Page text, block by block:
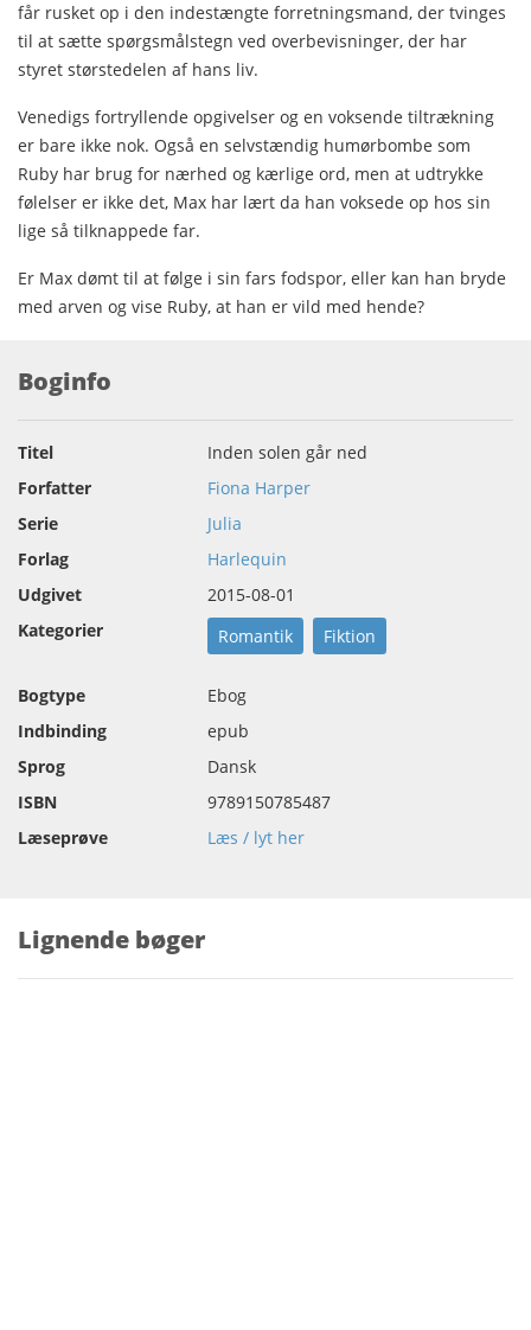
får rusket op i den indestængte forretningsmand, der tvinges
til at sætte spørgsmålstegn ved overbevisninger, der har
styret størstedelen af hans liv.
Venedigs fortryllende opgivelser og en voksende tiltrækning
er bare ikke nok. Også en selvstændig humørbombe som
Ruby har brug for nærhed og kærlige ord, men at udtrykke
følelser er ikke det, Max har lært da han voksede op hos sin
lige så tilknappede far.
Er Max dømt til at følge i sin fars fodspor, eller kan han bryde
med arven og vise Ruby, at han er vild med hende?
Boginfo
Titel
Inden solen går ned
Forfatter
Fiona Harper
Serie
Julia
Forlag
Harlequin
Udgivet
2015-08-01
Kategorier
Romantik Fiktion
Bogtype
Ebog
Indbinding
epub
Sprog
Dansk
ISBN
9789150785487
Læseprøve
Læs / lyt her
Lignende bøger